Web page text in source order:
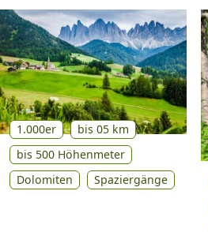
1.000er
bis 05 km
bis 500 Höhenmeter
Dolomiten
Spaziergänge